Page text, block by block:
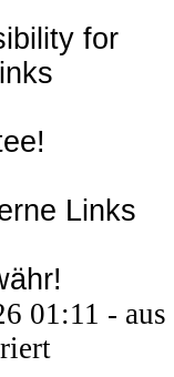
for
Links
01:11 - aus